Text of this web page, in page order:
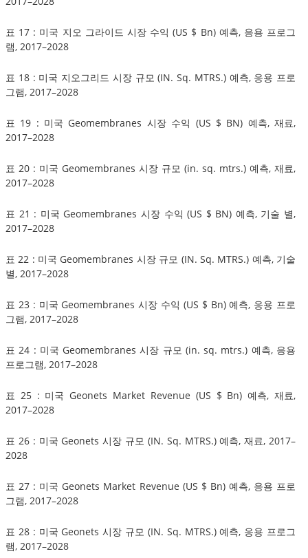
표 17 : 미국 지오 그라이드 시장 수익 (US $ Bn) 예측, 응용 프로그
램, 2017–2028
표 18 : 미국 지오그리드 시장 규모 (IN. Sq. MTRS.) 예측, 응용 프로
그램, 2017–2028
표 19 : 미국 Geomembranes 시장 수익 (US $ BN) 예측, 재료,
2017–2028
표 20 : 미국 Geomembranes 시장 규모 (in. sq. mtrs.) 예측, 재료,
2017–2028
표 21 : 미국 Geomembranes 시장 수익 (US $ BN) 예측, 기술 별,
2017–2028
표 22 : 미국 Geomembranes 시장 규모 (IN. Sq. MTRS.) 예측, 기술
별, 2017–2028
표 23 : 미국 Geomembranes 시장 수익 (US $ Bn) 예측, 응용 프로
그램, 2017–2028
표 24 : 미국 Geomembranes 시장 규모 (in. sq. mtrs.) 예측, 응용
프로그램, 2017–2028
표 25 : 미국 Geonets Market Revenue (US $ Bn) 예측, 재료,
2017–2028
표 26 : 미국 Geonets 시장 규모 (IN. Sq. MTRS.) 예측, 재료, 2017–
2028
표 27 : 미국 Geonets Market Revenue (US $ Bn) 예측, 응용 프로
그램, 2017–2028
표 28 : 미국 Geonets 시장 규모 (IN. Sq. MTRS.) 예측, 응용 프로그
램, 2017–2028